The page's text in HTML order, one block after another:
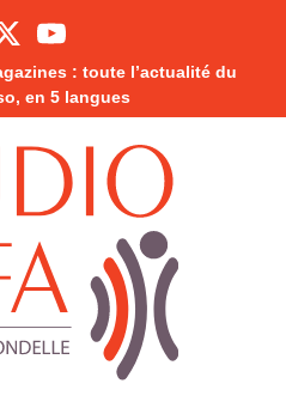
: toute l’actualité du
en 5 langues